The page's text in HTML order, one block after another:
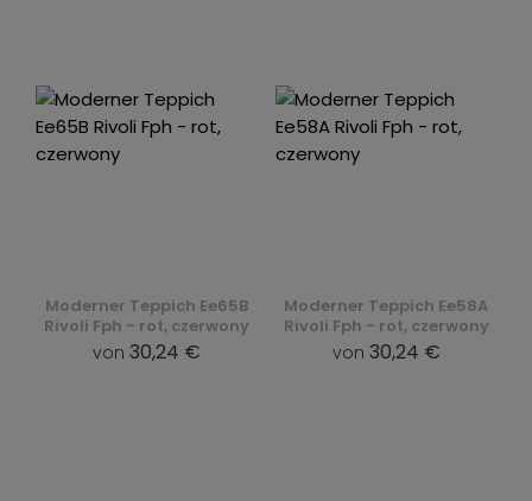
Moderner Teppich Ee65B
Rivoli Fph - rot, czerwony
von 30,24 €
Moderner Teppich Ee58A
Rivoli Fph - rot, czerwony
von 30,24 €